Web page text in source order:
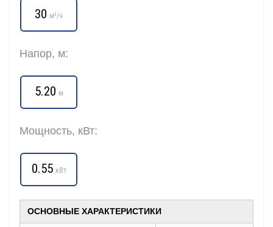
30 м³/ч
Напор, м:
5.20 м
Мощность, кВт:
0.55 кВт
ОСНОВНЫЕ ХАРАКТЕРИСТИКИ